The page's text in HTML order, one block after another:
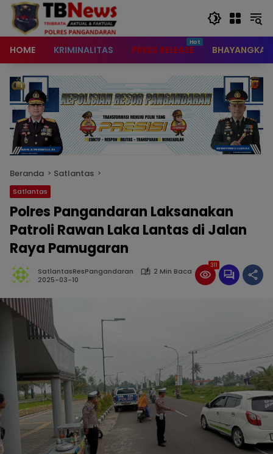
content
HOME KRIMINALITAS PRESS RELEASE BHAYANGKARI
Beranda Satlantas
Satlantas
Polres Pangandaran Laksanakan
Patroli Rawan Laka Lantas di Jalan
Raya Pamugaran
SatlantasResPangandaran
2 Min Baca
2025-03-10
311